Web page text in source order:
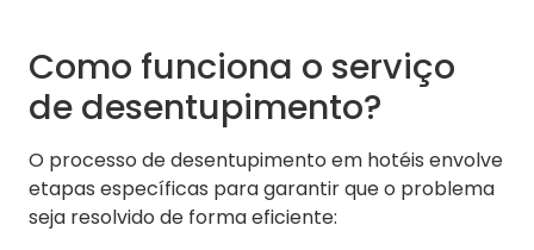
Como funciona o serviço
de desentupimento?
O processo de desentupimento em hotéis envolve
etapas específicas para garantir que o problema
seja resolvido de forma eficiente: